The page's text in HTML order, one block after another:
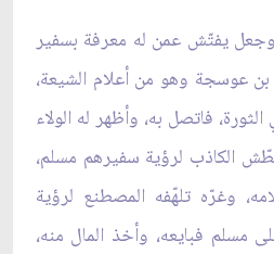
يفتّش عمن له معرفة بسفير
عوسجة وهو من أعلام الشيعة،
فاتصل به، وأظهر له الولاء
الكاذب لرؤية سفيرهم مسلم،
وغرّه تلهّفه المصطنع لرؤية
مسلم فبايعه، وأخذ المال منه،